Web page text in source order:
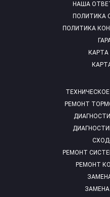
РЕМОНТ
РЕМОНТ
РЕМОНТ
НАША
ПОЛИТИКА
ПОЛИТИКА
КАРТА